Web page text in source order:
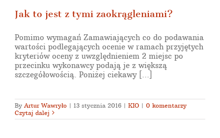
Jak to jest z tymi zaokrągleniami?
Pomimo wymagań Zamawiających co do podawania
wartości podlegających ocenie w ramach przyjętych
kryteriów oceny z uwzględnieniem 2 miejsc po
przecinku wykonawcy podają je z większą
szczegółowością. Poniżej ciekawy [...]
By Artur Wawryło | 13 stycznia 2016 | KIO | 0 komentarzy
Czytaj dalej